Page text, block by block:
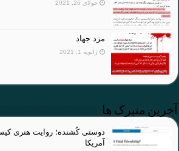
جولای 26, 2021
مزد جهاد
ژانویه 1, 2021
آخرین منبرک ها
دوستی کُشنده؛ روایت هنری
آمریکا